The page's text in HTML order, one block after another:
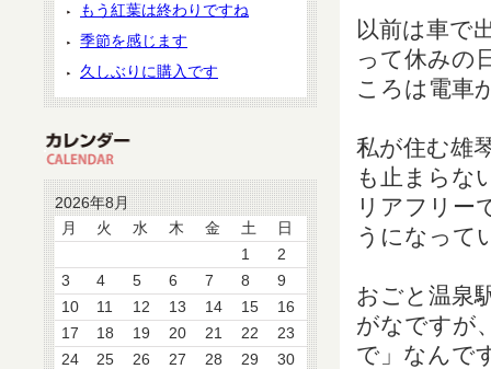
以前は車で
って休みの
ころは電車
私が住む雄
も止まらな
リアフリー
うになって
おごと温泉
がなですが
で」なんで
もう紅葉は終わりですね
季節を感じます
久しぶりに購入です
2026年8月
月
火 水 木 金 土
日
1
2
3
4 5 6 7 8
9
10
11 12 13 14 15
16
17
18 19 20 21 22
23
24
25 26 27 28 29
30